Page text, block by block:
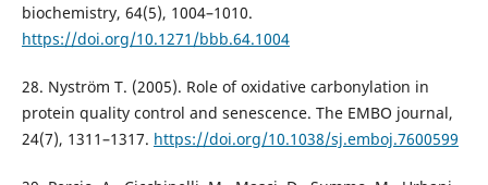
biochemistry, 64(5), 1004–1010.
https://doi.org/10.1271/bbb.64.1004
28. Nyström T. (2005). Role of oxidative carbonylation in
protein quality control and senescence. The EMBO journal,
24(7), 1311–1317. https://doi.org/10.1038/sj.emboj.7600599